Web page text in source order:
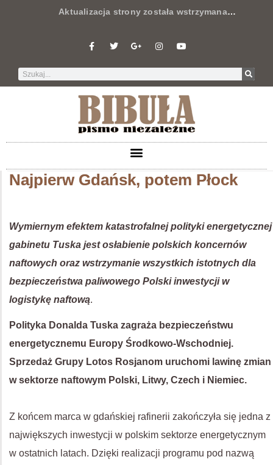
Aktualizacja strony została wstrzymana…
Najpierw Gdańsk, potem Płock
Wymiernym efektem katastrofalnej polityki energetycznej
gabinetu Tuska jest osłabienie polskich koncernów
naftowych oraz wstrzymanie wszystkich istotnych dla
bezpieczeństwa paliwowego Polski inwestycji w
logistykę naftową.
Polityka Donalda Tuska zagraża bezpieczeństwu
energetycznemu Europy Środkowo-Wschodniej.
Sprzedaż Grupy Lotos Rosjanom uruchomi lawinę zmian
w sektorze naftowym Polski, Litwy, Czech i Niemiec.
Z końcem marca w gdańskiej rafinerii zakończyła się jedna z
największych inwestycji w polskim sektorze energetycznym
w ostatnich latach. Dzięki realizacji programu pod nazwą